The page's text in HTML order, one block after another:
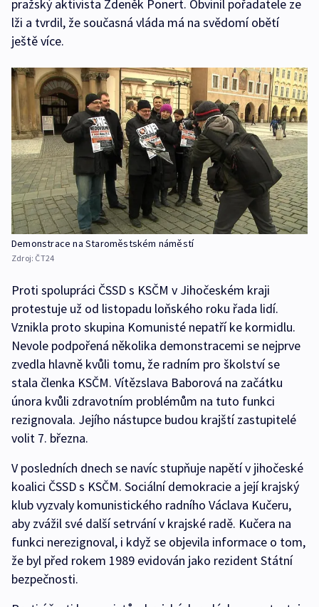
pražský aktivista Zdeněk Ponert. Obvinil pořadatele ze
lži a tvrdil, že současná vláda má na svědomí obětí
ještě více.
Demonstrace na Staroměstském náměstí
Zdroj: ČT24
Proti spolupráci ČSSD s KSČM v Jihočeském kraji
protestuje už od listopadu loňského roku řada lidí.
Vznikla proto skupina Komunisté nepatří ke kormidlu.
Nevole podpořená několika demonstracemi se nejprve
zvedla hlavně kvůli tomu, že radním pro školství se
stala členka KSČM. Vítězslava Baborová na začátku
února kvůli zdravotním problémům na tuto funkci
rezignovala. Jejího nástupce budou krajští zastupitelé
volit 7. března.
V posledních dnech se navíc stupňuje napětí v jihočeské
koalici ČSSD s KSČM. Sociální demokracie a její krajský
klub vyzvaly komunistického radního Václava Kučeru,
aby zvážil své další setrvání v krajské radě. Kučera na
funkci nerezignoval, i když se objevila informace o tom,
že byl před rokem 1989 evidován jako rezident Státní
bezpečnosti.